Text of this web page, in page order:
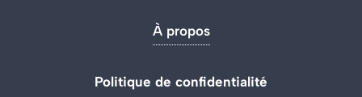
À propos
Politique de confidentialité